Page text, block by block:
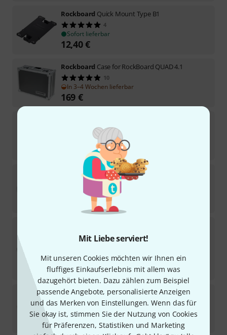
Mit Liebe serviert!
Mit unseren Cookies möchten wir Ihnen ein
fluffiges Einkaufserlebnis mit allem was
dazugehört bieten. Dazu zählen zum Beispiel
passende Angebote, personalisierte Anzeigen
und das Merken von Einstellungen. Wenn das für
Sie okay ist, stimmen Sie der Nutzung von Cookies
für Präferenzen, Statistiken und Marketing
Rockboard Quick Mount Type B1
4
Sofort lieferbar
12,40€
Rockboard Case for RockBoard QUAD 4.1
10
In 3–4 Wochen lieferbar
169 €
15
In 1–2 Wochen lieferbar
€
Rockboard Pedalsafe Type J universal
Sofort lieferbar
6
9,90€
UVP:23,10 €
-57%
RockboardLED Strip 50 cm
6
Sofort lieferbar
5,90€